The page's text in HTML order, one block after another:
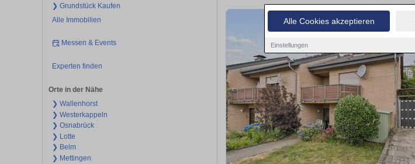
Alle Cookies akzeptieren
Einstellungen
❯ Grundstück Kaufen
Alle Immobilien
Messen & Events
Experten finden
Orte in der Nähe
❯ Wallenhorst
❯ Westerkappeln
❯ Osnabrück
❯ Lotte
❯ Belm
❯ Mettingen